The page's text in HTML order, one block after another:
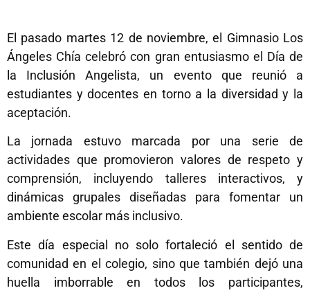
El pasado martes 12 de noviembre, el Gimnasio Los
Ángeles Chía celebró con gran entusiasmo el Día de
la Inclusión Angelista, un evento que reunió a
estudiantes y docentes en torno a la diversidad y la
aceptación.
La jornada estuvo marcada por una serie de
actividades que promovieron valores de respeto y
comprensión, incluyendo talleres interactivos, y
dinámicas grupales diseñadas para fomentar un
ambiente escolar más inclusivo.
Este día especial no solo fortaleció el sentido de
comunidad en el colegio, sino que también dejó una
huella imborrable en todos los participantes,